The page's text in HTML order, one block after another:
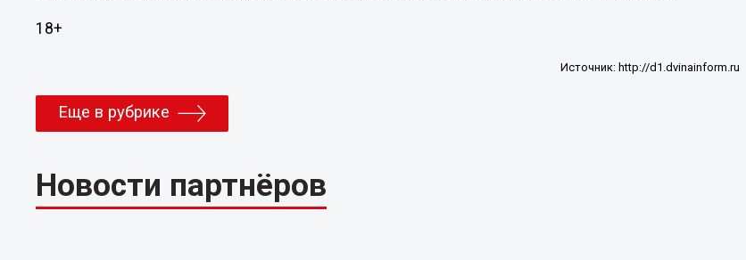
18+
Источник: http://d1.dvinainform.ru
Еще в рубрике
Новости партнёров